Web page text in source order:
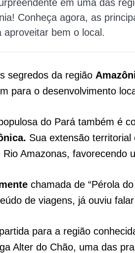
em uma das
Conheça agora, as
bem o local.
segredos da região
para o desenvolvimento
do Pará também é
Sua extensão territorial
Amazonas, favorecendo
chamada de “Pérola
de viagens, já ouviu
para a região
Alter do Chão, uma das